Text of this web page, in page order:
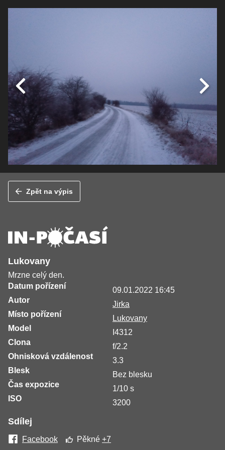
Zpět na výpis
Lukovany
Mrzne celý den.
Datum pořízení
09.01.2022 16:45
Autor
Jirka
Místo pořízení
Lukovany
Model
I4312
Clona
f/2.2
Ohnisková vzdálenost
3.3
Blesk
Bez blesku
Čas expozice
1/10 s
ISO
3200
Sdílej
Facebook Pěkné+7